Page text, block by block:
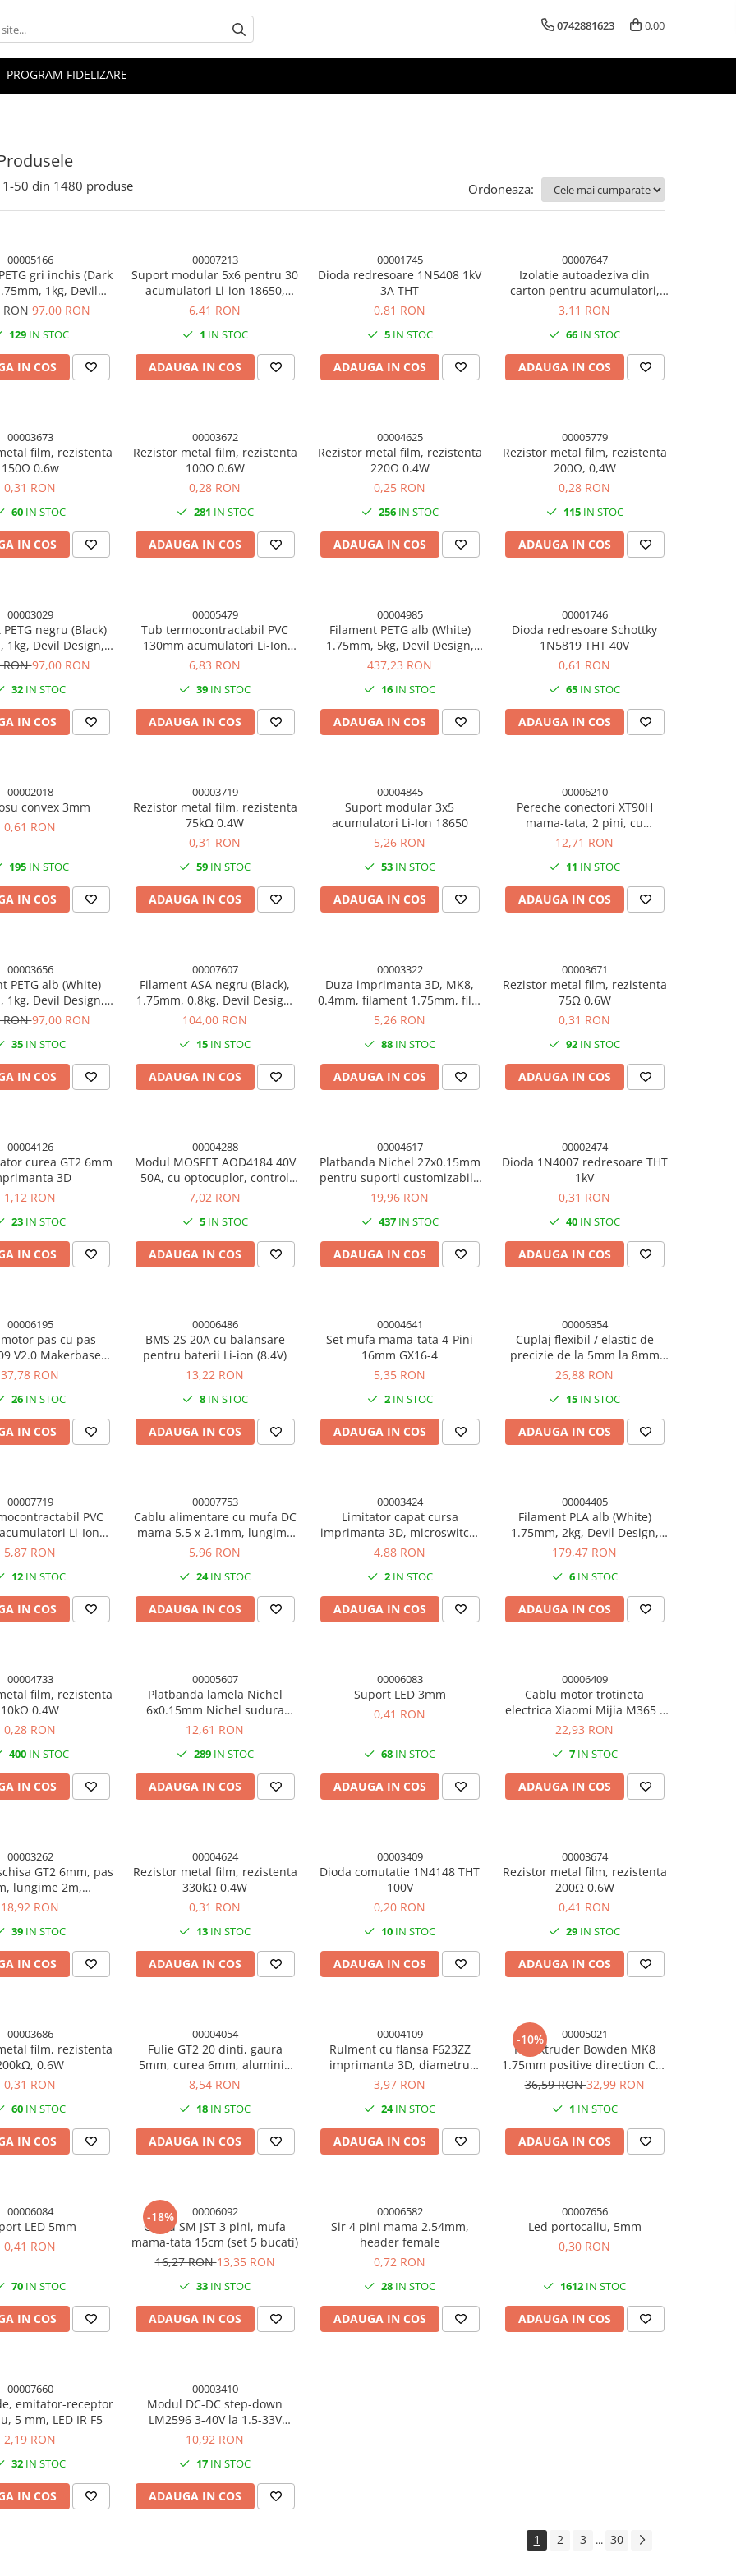
0742881623 0,00
PROGRAM FIDELIZARE
1-50 din 1480 produse Ordoneaza:
00005166
gri inchis (Dark
1kg, Devil
imprimanta 3D
RON97,00 RON
129IN STOC
IN COS
00007213
Suport modular 5x6 pentru 30
acumulatori Li-ion 18650,
negru
6,41 RON
1 IN STOC
ADAUGA IN COS
00001745
Dioda redresoare 1N5408 1kV
3A THT
0,81 RON
5IN STOC
ADAUGA IN COS
00007647
Izolatie autoadeziva din
carton pentru acumulatori,
65mm latime, 200mm lungime
3,11 RON
66 IN STOC
ADAUGA IN COS
00003673
film, rezistenta
150Ω 0.6w
0,31 RON
60 IN STOC
IN COS
00003672
Rezistor metal film, rezistenta
100Ω 0.6W
0,28 RON
281 IN STOC
ADAUGA IN COS
00004625
Rezistor metal film, rezistenta
220Ω 0.4W
0,25 RON
256IN STOC
ADAUGA IN COS
00005779
Rezistor metal film, rezistenta
200Ω, 0,4W
0,28 RON
115IN STOC
ADAUGA IN COS
00003029
negru (Black)
1kg, Devil Design,
3D
RON97,00 RON
32 IN STOC
IN COS
00005479
Tub termocontractabil PVC
130mm acumulatori Li-Ion
18650, 50cm
6,83 RON
39 IN STOC
ADAUGA IN COS
00004985
Filament PETG alb (White)
1.75mm, 5kg, Devil Design,
imprimanta 3D
437,23 RON
16 IN STOC
ADAUGA IN COS
00001746
Dioda redresoare Schottky
1N5819 THT 40V
0,61 RON
65 IN STOC
ADAUGA IN COS
00002018
convex 3mm
0,61 RON
195IN STOC
IN COS
00003719
Rezistor metal film, rezistenta
75kΩ 0.4W
0,31 RON
59 IN STOC
ADAUGA IN COS
00004845
Suport modular 3x5
acumulatori Li-Ion 18650
5,26 RON
53 IN STOC
ADAUGA IN COS
00006210
Pereche conectori XT90H
mama-tata, 2 pini, cu
protectie, 40A
12,71 RON
11 IN STOC
ADAUGA IN COS
00003656
PETG alb (White)
1kg, Devil Design,
3D
RON97,00 RON
35 IN STOC
IN COS
00007607
Filament ASA negru (Black),
1.75mm, 0.8kg, Devil Design,
imprimanta 3D
104,00 RON
15 IN STOC
ADAUGA IN COS
00003322
Duza imprimanta 3D, MK8,
0.4mm, filament 1.75mm, filet
M6, alama
5,26 RON
88 IN STOC
ADAUGA IN COS
00003671
Rezistor metal film, rezistenta
75Ω 0,6W
0,31 RON
92 IN STOC
ADAUGA IN COS
00004126
curea GT2 6mm
3D
1,12 RON
23 IN STOC
IN COS
00004288
Modul MOSFET AOD4184 40V
50A, cu optocuplor, control
PWM 3V/5V
7,02 RON
5IN STOC
ADAUGA IN COS
00004617
Platbanda Nichel 27x0.15mm
pentru suporti customizabili,
1m 18650
19,96 RON
437IN STOC
ADAUGA IN COS
00002474
Dioda 1N4007 redresoare THT
1kV
0,31 RON
40 IN STOC
ADAUGA IN COS
00006195
pas cu pas
V2.0 Makerbase
UART, cu radiator
37,78 RON
26 IN STOC
IN COS
00006486
BMS 2S 20A cu balansare
pentru baterii Li-ion (8.4V)
13,22 RON
8IN STOC
ADAUGA IN COS
00004641
Set mufa mama-tata 4-Pini
16mm GX16-4
5,35 RON
2IN STOC
ADAUGA IN COS
00006354
Cuplaj flexibil / elastic de
precizie de la 5mm la 8mm
imprimanta 3D
26,88 RON
15 IN STOC
ADAUGA IN COS
00007719
PVC
Li-Ion
18650, 50cm
5,87 RON
12 IN STOC
IN COS
00007753
Cablu alimentare cu mufa DC
mama 5.5 x 2.1mm, lungime
totala 30cm, 18AWG
5,96 RON
24IN STOC
ADAUGA IN COS
00003424
Limitator capat cursa
imprimanta 3D, microswitch,
cablu 2 pini 70cm
4,88 RON
2IN STOC
ADAUGA IN COS
00004405
Filament PLA alb (White)
1.75mm, 2kg, Devil Design,
imprimanta 3D
179,47 RON
6IN STOC
ADAUGA IN COS
00004733
film, rezistenta
10kΩ 0.4W
0,28 RON
400IN STOC
IN COS
00005607
Platbanda lamela Nichel
6x0.15mm Nichel sudura
puncte acumulator
12,61 RON
289IN STOC
ADAUGA IN COS
00006083
Suport LED 3mm
0,41 RON
68 IN STOC
ADAUGA IN COS
00006409
Cablu motor trotineta
electrica Xiaomi Mijia M365 /
M365 Pro / Pro 2 / 1S
22,93 RON
7IN STOC
ADAUGA IN COS
00003262
GT2 6mm, pas
lungime 2m,
3D
18,92 RON
39 IN STOC
IN COS
00004624
Rezistor metal film, rezistenta
330kΩ 0.4W
0,31 RON
13 IN STOC
ADAUGA IN COS
00003409
Dioda comutatie 1N4148 THT
100V
0,20 RON
10 IN STOC
ADAUGA IN COS
00003674
Rezistor metal film, rezistenta
200Ω 0.6W
0,41 RON
29 IN STOC
ADAUGA IN COS
00003686
film, rezistenta
0.6W
0,31 RON
60 IN STOC
IN COS
00004054
Fulie GT2 20 dinti, gaura
5mm, curea 6mm, aluminiu
7075, imprimanta 3D
8,54 RON
18 IN STOC
ADAUGA IN COS
00004109
Rulment cu flansa F623ZZ
imprimanta 3D, diametru
interior 2mm
3,97 RON
24IN STOC
ADAUGA IN COS
-10% 00005021
Kit extruder Bowden MK8
1.75mm positive direction CR-
7/CR-8/CR10 partea dreapta
36,59 RON32,99 RON
1 IN STOC
ADAUGA IN COS
00006084
LED 5mm
0,41 RON
70 IN STOC
IN COS
-18% 00006092
Cablu SM JST 3 pini, mufa
mama-tata 15cm (set 5 bucati)
16,27 RON13,35 RON
33 IN STOC
ADAUGA IN COS
00006582
Sir 4 pini mama 2.54mm,
header female
0,72 RON
28 IN STOC
ADAUGA IN COS
00007656
Led portocaliu, 5mm
0,30 RON
1612 IN STOC
ADAUGA IN COS
00007660
emitator-receptor
5 mm, LED IR F5
2,19 RON
32 IN STOC
IN COS
00003410
Modul DC-DC step-down
LM2596 3-40V la 1.5-33V
ajustabil
10,92 RON
17 IN STOC
ADAUGA IN COS
1 2 3 ... 30